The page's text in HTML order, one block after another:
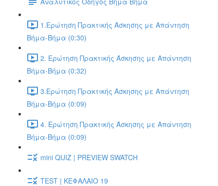
1.Ερώτηση Πρακτικής Άσκησης με Απάντηση
Βήμα-Βήμα (0:30)
2. Ερώτηση Πρακτικής Άσκησης με Απάντηση
Βήμα-Βήμα (0:32)
3.Ερώτηση Πρακτικής Άσκησης με Απάντηση
Βήμα-Βήμα (0:09)
4. Ερώτηση Πρακτικής Άσκησης με Απάντηση
Βήμα-Βήμα (0:09)
mini QUIZ | PREVIEW SWATCH
TEST | ΚΕΦΑΛΑΙΟ 19